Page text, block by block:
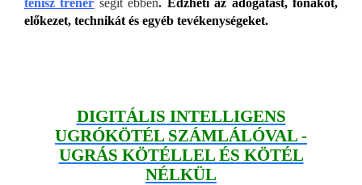
előkezet, technikát és egyéb tevékenységeket.
DIGITÁLIS INTELLIGENS
UGRÓKÖTÉL SZÁMLÁLÓVAL -
UGRÁS KÖTÉLLEL ÉS KÖTÉL
NÉLKÜL